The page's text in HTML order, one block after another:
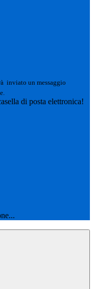
inviato un messaggio
di posta elettronica!